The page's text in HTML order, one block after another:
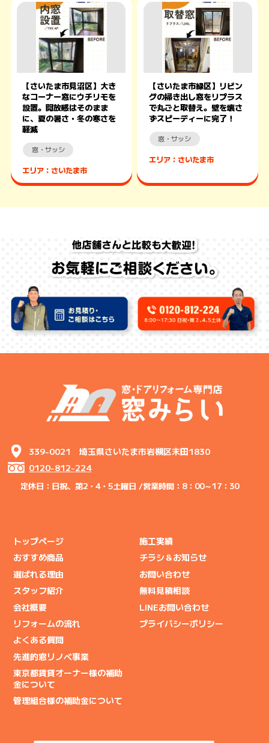
【さいたま市見沼区】大き
なコーナー窓にウチリモを
設置。開放感はそのまま
に、夏の暑さ・冬の寒さを
軽減
窓・サッシ
エリア：さいたま市
【さいたま市緑区】リビン
グの掃き出し窓をリプラス
で丸ごと取替え。壁を壊さ
ずスピーディーに完了！
窓・サッシ
エリア：さいたま市
339-0021 埼玉県さいたま市岩槻区末田1830
0120-812-224
定休日：日祝、第2・4・5土曜日 /営業時間：8：00～17：30
トップページ
おすすめ商品
選ばれる理由
スタッフ紹介
会社概要
リフォームの流れ
よくある質問
先進的窓リノベ事業
東京都賃貸オーナー様の補助
金について
管理組合様の補助金について
施工実績
チラシ＆お知らせ
お問い合わせ
無料見積相談
LINEお問い合わせ
プライバシーポリシー